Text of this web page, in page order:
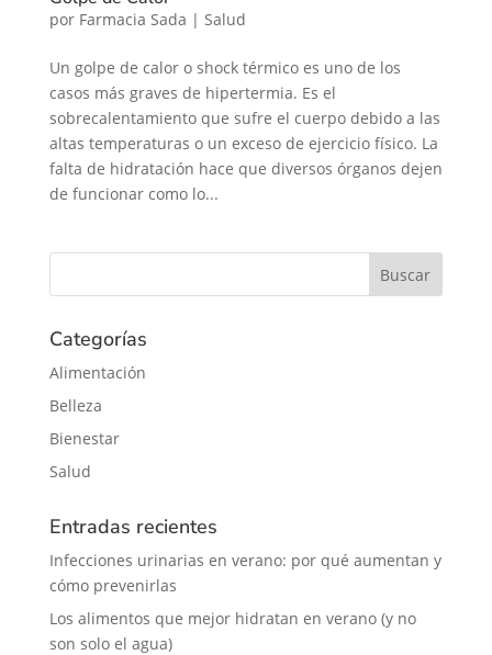
por Farmacia Sada | Salud
Un golpe de calor o shock térmico es uno de los
casos más graves de hipertermia. Es el
sobrecalentamiento que sufre el cuerpo debido a las
altas temperaturas o un exceso de ejercicio físico. La
falta de hidratación hace que diversos órganos dejen
de funcionar como lo...
Categorías
Alimentación
Belleza
Bienestar
Salud
Entradas recientes
Infecciones urinarias en verano: por qué aumentan y
cómo prevenirlas
Los alimentos que mejor hidratan en verano (y no
son solo el agua)